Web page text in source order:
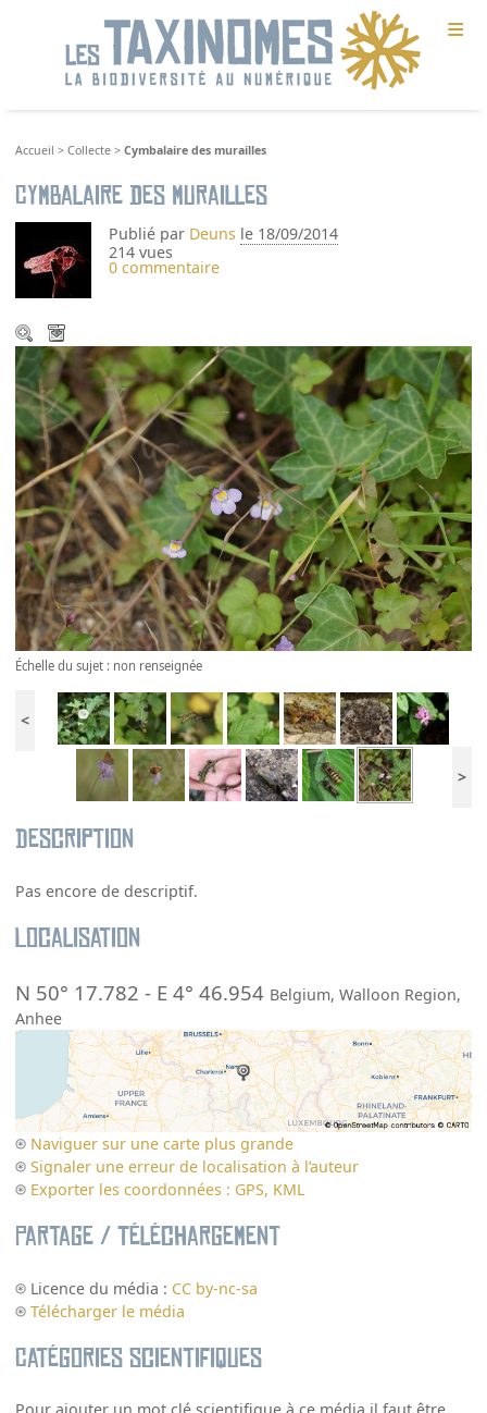
≡
Accueil >Collecte >Cymbalaire des murailles
Cymbalaire des murailles
Publié par Deuns le 18/09/2014
214 vues
0 commentaire
Échelle du sujet : non renseignée
<
>
Description
Pas encore de descriptif.
Localisation
N 50° 17.782 - E 4° 46.954 Belgium,Walloon Region,
Anhee
Naviguer sur une carte plus grande
Signaler une erreur de localisation à l’auteur
Exporter les coordonnées : GPS, KML
Partage / Téléchargement
Licence du média : CC by-nc-sa
Télécharger le média
Catégories scientifiques